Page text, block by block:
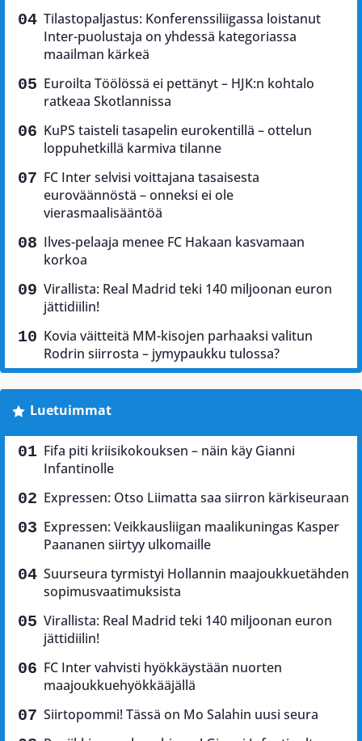
Tilastopaljastus: Konferenssiliigassa loistanut
Inter-puolustaja on yhdessä kategoriassa
maailman kärkeä
Euroilta Töölössä ei pettänyt – HJK:n kohtalo
ratkeaa Skotlannissa
KuPS taisteli tasapelin eurokentillä – ottelun
loppuhetkillä karmiva tilanne
FC Inter selvisi voittajana tasaisesta
euroväännöstä – onneksi ei ole
vierasmaalisääntöä
Ilves-pelaaja menee FC Hakaan kasvamaan
korkoa
Virallista: Real Madrid teki 140 miljoonan euron
jättidiilin!
Kovia väitteitä MM-kisojen parhaaksi valitun
Rodrin siirrosta – jymypaukku tulossa?
Luetuimmat
Fifa piti kriisikokouksen – näin käy Gianni
Infantinolle
Expressen: Otso Liimatta saa siirron kärkiseuraan
Expressen: Veikkausliigan maalikuningas Kasper
Paananen siirtyy ulkomaille
Suurseura tyrmistyi Hollannin maajoukkuetähden
sopimusvaatimuksista
Virallista: Real Madrid teki 140 miljoonan euron
jättidiilin!
FC Inter vahvisti hyökkäystään nuorten
maajoukkuehyökkääjällä
Siirtopommi! Tässä on Mo Salahin uusi seura